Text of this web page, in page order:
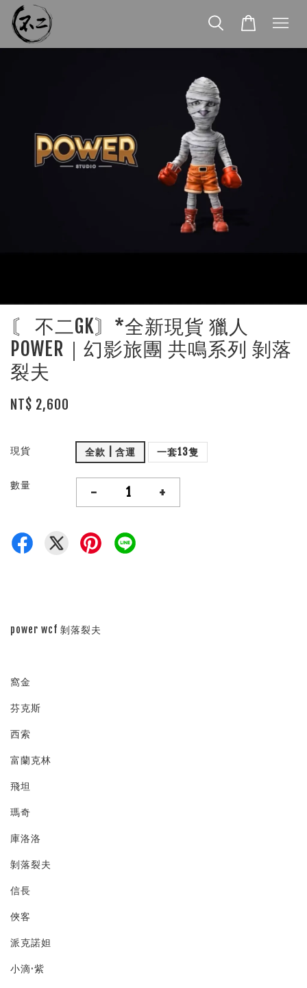
〘 不二GK〙*全新現貨 獵人
POWER｜幻影旅團 共鳴系列 剝落
裂夫
NT$ 2,600
現貨 全款 | 含運 一套13隻
數量 - +
power wcf 剝落裂夫
窩金
芬克斯
西索
富蘭克林
飛坦
瑪奇
庫洛洛
剝落裂夫
信長
俠客
派克諾妲
小滴·紫